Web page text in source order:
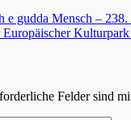
e gudda Mensch – 238.
Europäischer
Felder sind